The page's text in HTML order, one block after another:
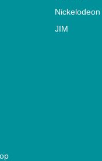
Nickelodeon
JIM